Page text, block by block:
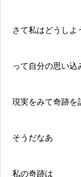
さて私はどうしよ
って自分の思い込
現実をみて奇跡を
そうだなあ
私の奇跡は